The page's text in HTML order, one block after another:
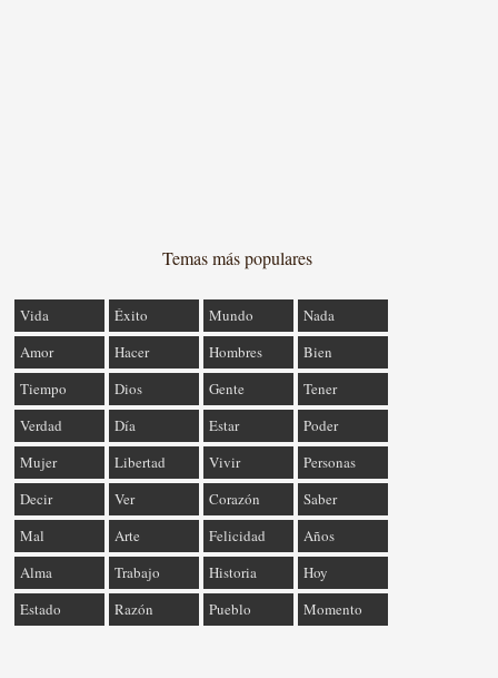
Temas más populares
Vida Éxito Mundo
Nada
Amor
Hacer Hombres
Bien
Tiempo
Dios Gente
Tener
Verdad
Día Estar
Poder
Mujer
Libertad Vivir
Personas
Decir
Ver Corazón
Saber
Mal
Arte Felicidad
Años
Alma
Trabajo Historia
Hoy
Estado
Razón Pueblo Momento